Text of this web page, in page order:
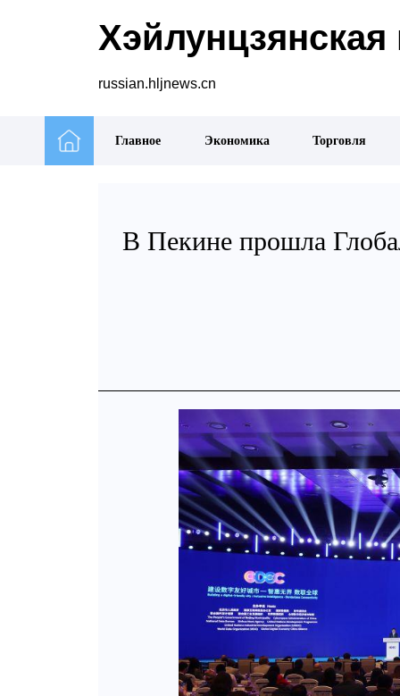
Хэйлунцзянская
russian.hljnews.cn
Главное Экономика Торговля
В Пекине прошла